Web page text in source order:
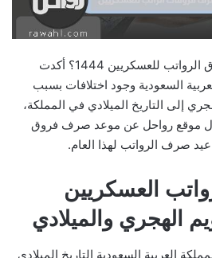
متى يكون موعد صرف فروق الرواتب للعسكريين 1444؟ أكدت
السعودية وجود اختلافات بسبب
إلى التاريخ الميلادي في المملكة،
موقع رواحل عن موعد صرف فروق
صرف الرواتب لهذا العام.
العسكريين
العربية السعودية التاريخ الميلادي